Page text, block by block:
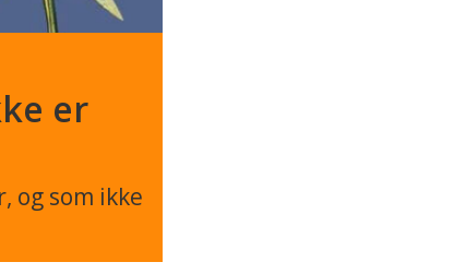
er
og som ikke